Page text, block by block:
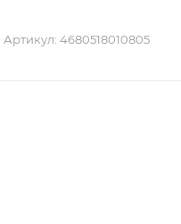
Артикул: 4680518010805